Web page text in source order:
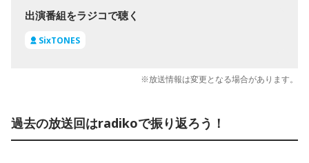
出演番組をラジコで聴く
SixTONES
※放送情報は変更となる場合があります。
過去の放送回はradikoで振り返ろう！